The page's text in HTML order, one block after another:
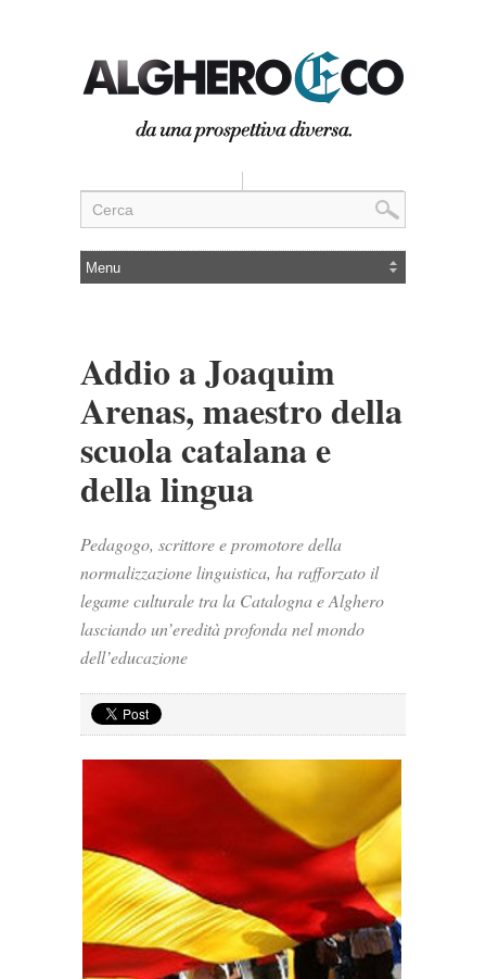
Addio a Joaquim
Arenas, maestro della
scuola catalana e
della lingua
Pedagogo, scrittore e promotore della
normalizzazione linguistica, ha rafforzato il
legame culturale tra la Catalogna e Alghero
lasciando un’eredità profonda nel mondo
dell’educazione